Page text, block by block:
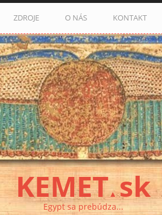
ZDROJE O NÁS KONTAKT
KEMET▲sk
Egypt sa prebúdza...